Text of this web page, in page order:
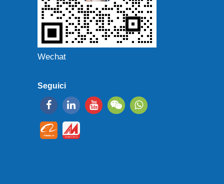
Wechat
Seguici